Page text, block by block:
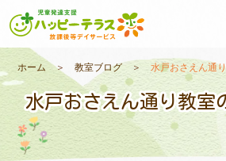
私たちについて
未就学のお子さま（０〜６
小学生〜高校生のお子さま
ホーム ＞教室ブログ ＞水戸おさえん通
水戸おさえん通り教室